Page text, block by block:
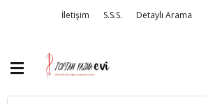
İletişim S.S.S. Detaylı Arama